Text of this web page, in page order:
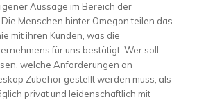
Aussage im Bereich der
Menschen hinter Omegon teilen das
mit ihren Kunden, was die
für uns bestätigt. Wer soll
welche Anforderungen an
Zubehör gestellt werden muss, als
privat und leidenschaftlich mit